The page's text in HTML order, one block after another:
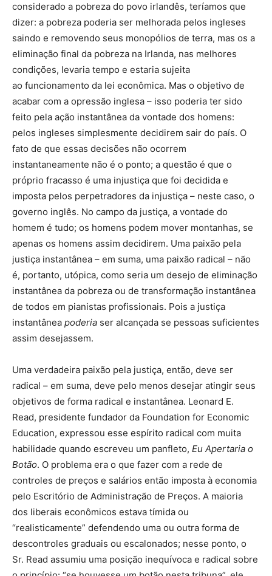
considerado a pobreza do povo irlandês, teríamos que
dizer: a pobreza poderia ser melhorada pelos ingleses
saindo e removendo seus monopólios de terra, mas os a
eliminação final da pobreza na Irlanda, nas melhores
condições, levaria tempo e estaria sujeita
ao funcionamento da lei econômica. Mas o objetivo de
acabar com a opressão inglesa – isso poderia ter sido
feito pela ação instantânea da vontade dos homens:
pelos ingleses simplesmente decidirem sair do país. O
fato de que essas decisões não ocorrem
instantaneamente não é o ponto; a questão é que o
próprio fracasso é uma injustiça que foi decidida e
imposta pelos perpetradores da injustiça – neste caso, o
governo inglês. No campo da justiça, a vontade do
homem é tudo; os homens podem mover montanhas, se
apenas os homens assim decidirem. Uma paixão pela
justiça instantânea – em suma, uma paixão radical – não
é, portanto, utópica, como seria um desejo de eliminação
instantânea da pobreza ou de transformação instantânea
de todos em pianistas profissionais. Pois a justiça
instantânea poderia ser alcançada se pessoas suficientes
assim desejassem.
Uma verdadeira paixão pela justiça, então, deve ser
radical – em suma, deve pelo menos desejar atingir seus
objetivos de forma radical e instantânea. Leonard E.
Read, presidente fundador da Foundation for Economic
Education, expressou esse espírito radical com muita
habilidade quando escreveu um panfleto, Eu Apertaria o
Botão. O problema era o que fazer com a rede de
controles de preços e salários então imposta à economia
pelo Escritório de Administração de Preços. A maioria
dos liberais econômicos estava tímida ou
“realisticamente” defendendo uma ou outra forma de
descontroles graduais ou escalonados; nesse ponto, o
Sr. Read assumiu uma posição inequívoca e radical sobre